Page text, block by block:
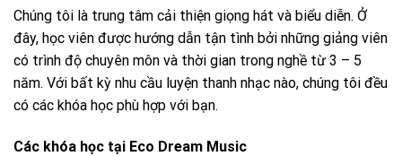
Chúng tôi là trung tâm cải thiện giọng hát và biểu diễn. Ở
đây, học viên được hướng dẫn tận tình bởi những giảng viên
có trình độ chuyên môn và thời gian trong nghề từ 3 – 5
năm. Với bất kỳ nhu cầu luyện thanh nhạc nào, chúng tôi đều
có các khóa học phù hợp với bạn.
Các khóa học tại Eco Dream Music